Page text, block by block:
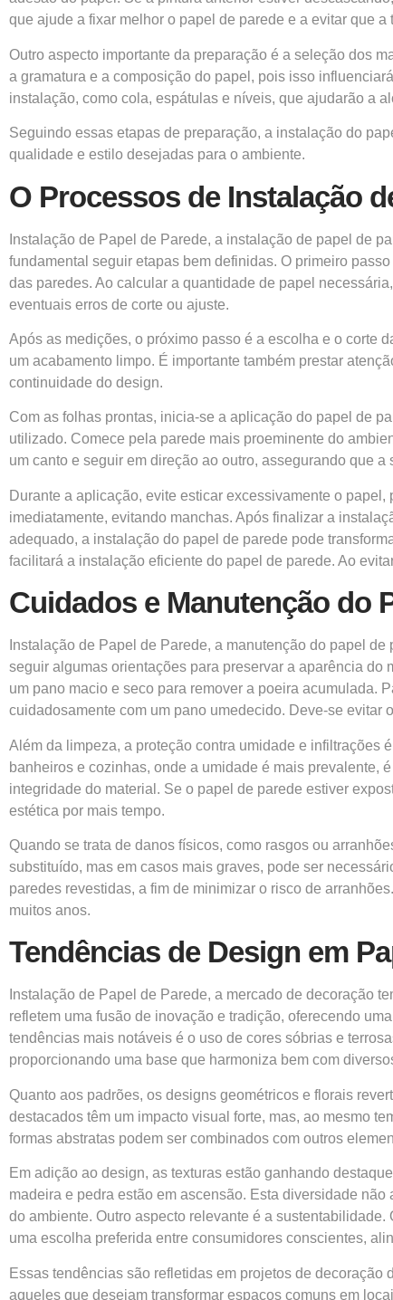
que ajude a fixar melhor o papel de parede e a evitar que
Outro aspecto importante da preparação é a seleção dos
a gramatura e a composição do papel, pois isso
instalação, como cola, espátulas e níveis, que ajudarão a
Seguindo essas etapas de preparação, a instalação do
qualidade e estilo desejadas para o ambiente.
O Processos de Instalação
Instalação de Papel de Parede, a instalação de papel de
fundamental seguir etapas bem definidas. O primeiro
das paredes. Ao calcular a quantidade de papel
eventuais erros de corte ou ajuste.
Após as medições, o próximo passo é a escolha e o corte
um acabamento limpo. É importante também prestar
continuidade do design.
Com as folhas prontas, inicia-se a aplicação do papel de
utilizado. Comece pela parede mais proeminente do
um canto e seguir em direção ao outro, assegurando que
Durante a aplicação, evite esticar excessivamente o
imediatamente, evitando manchas. Após finalizar a
adequado, a instalação do papel de parede pode
facilitará a instalação eficiente do papel de parede. Ao
Cuidados e Manutenção do
Instalação de Papel de Parede, a manutenção do papel
seguir algumas orientações para preservar a aparência
um pano macio e seco para remover a poeira acumulada.
cuidadosamente com um pano umedecido. Deve-se evitar
Além da limpeza, a proteção contra umidade e infiltrações
banheiros e cozinhas, onde a umidade é mais prevalente,
integridade do material. Se o papel de parede estiver
estética por mais tempo.
Quando se trata de danos físicos, como rasgos ou
substituído, mas em casos mais graves, pode ser
paredes revestidas, a fim de minimizar o risco de
muitos anos.
Tendências de Design em
Instalação de Papel de Parede, a mercado de decoração
refletem uma fusão de inovação e tradição, oferecendo
tendências mais notáveis é o uso de cores sóbrias e
proporcionando uma base que harmoniza bem com
Quanto aos padrões, os designs geométricos e florais
destacados têm um impacto visual forte, mas, ao mesmo
formas abstratas podem ser combinados com outros
Em adição ao design, as texturas estão ganhando
madeira e pedra estão em ascensão. Esta diversidade
do ambiente. Outro aspecto relevante é a
uma escolha preferida entre consumidores conscientes,
Essas tendências são refletidas em projetos de
aqueles que desejam transformar espaços comuns em